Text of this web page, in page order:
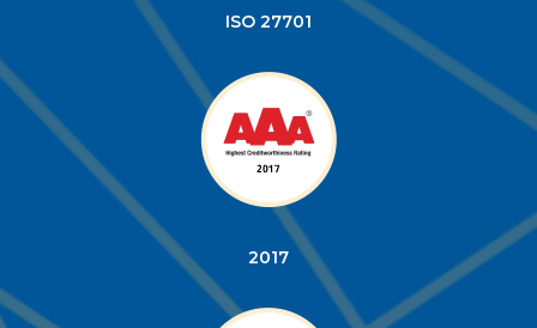
ISO 27701
2017